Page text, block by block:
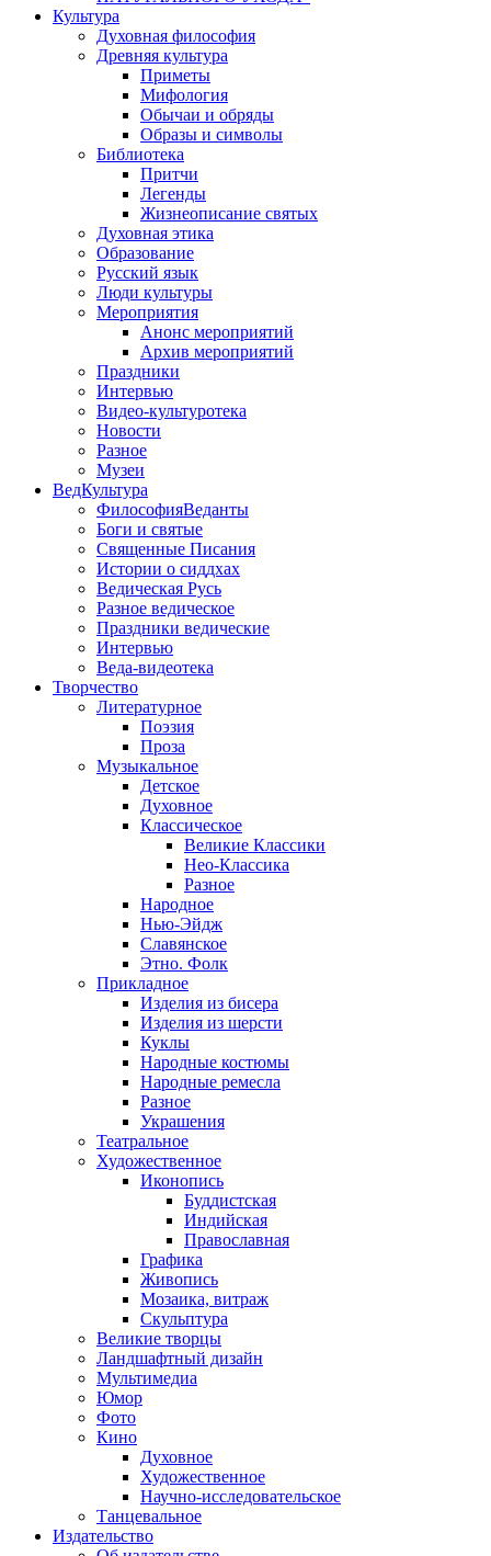
Культура
Духовная философия
Древняя культура
Приметы
Мифология
Обычаи и обряды
Образы и символы
Библиотека
Притчи
Легенды
Жизнеописание святых
Духовная этика
Образование
Русский язык
Люди культуры
Мероприятия
Анонс мероприятий
Архив мероприятий
Праздники
Интервью
Видео-культуротека
Новости
Разное
Музеи
ВедКультура
ФилософияВеданты
Боги и святые
Священные Писания
Истории о сиддхах
Ведическая Русь
Разное ведическое
Праздники ведические
Интервью
Веда-видеотека
Творчество
Литературное
Поэзия
Проза
Музыкальное
Детское
Духовное
Классическое
Великие Классики
Нео-Классика
Разное
Народное
Нью-Эйдж
Славянское
Этно. Фолк
Прикладное
Изделия из бисера
Изделия из шерсти
Куклы
Народные костюмы
Народные ремесла
Разное
Украшения
Театральное
Художественное
Иконопись
Буддистская
Индийская
Православная
Графика
Живопись
Мозаика, витраж
Скульптура
Великие творцы
Ландшафтный дизайн
Мультимедиа
Юмор
Фото
Кино
Духовное
Художественное
Научно-исследовательское
Танцевальное
Издательство